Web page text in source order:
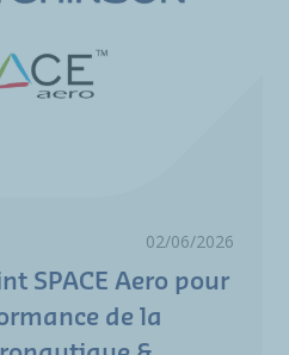
02/06/2026
SPACE Aero pour
de la